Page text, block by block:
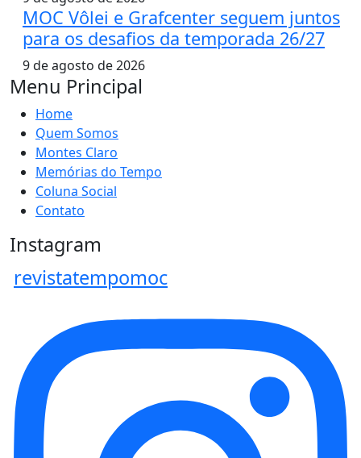
MOC Vôlei e Grafcenter seguem juntos
para os desafios da temporada 26/27
9 de agosto de 2026
Menu Principal
Home
Quem Somos
Montes Claro
Memórias do Tempo
Coluna Social
Contato
Instagram
revistatempomoc